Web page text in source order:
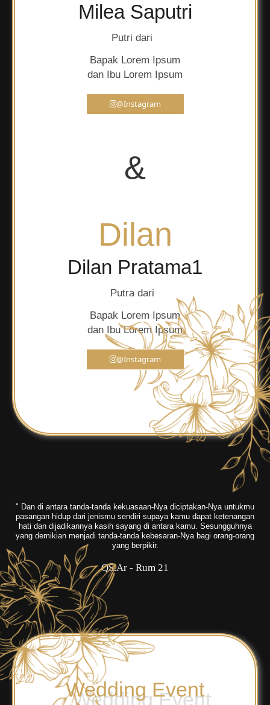
Milea Saputri
Putri dari
Bapak Lorem Ipsum
dan Ibu Lorem Ipsum
@Instagram
&
Dilan
Dilan Pratama1
Putra dari
Bapak Lorem Ipsum
dan Ibu Lorem Ipsum
@Instagram
" Dan di antara tanda-tanda kekuasaan-Nya diciptakan-Nya untukmu
pasangan hidup dari jenismu sendiri supaya kamu dapat ketenangan
hati dan dijadikannya kasih sayang di antara kamu. Sesungguhnya
yang demikian menjadi tanda-tanda kebesaran-Nya bagi orang-orang
yang berpikir.
QS.Ar - Rum 21
Wedding Event